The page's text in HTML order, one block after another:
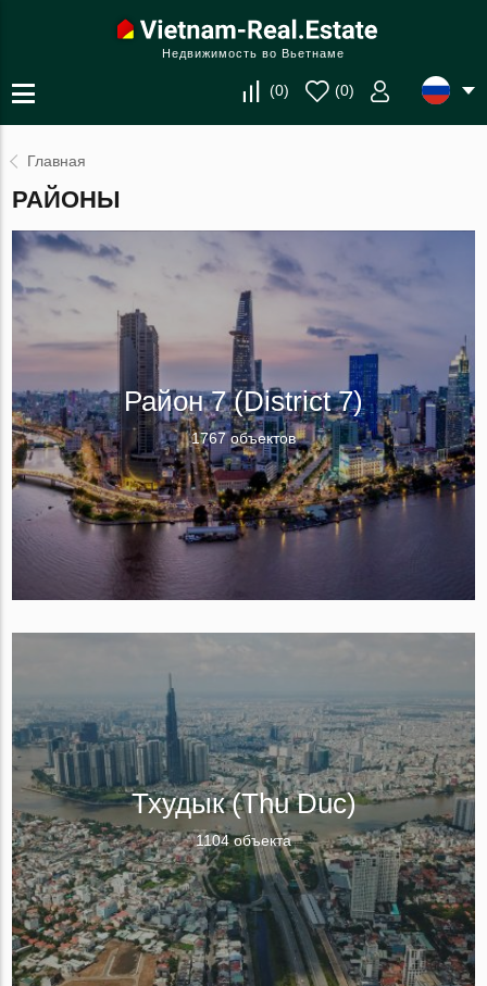
Недвижимость во Вьетнаме
(0) (0)
Главная
РАЙОНЫ
Район 7 (District 7)
1767 объектов
Тхудык (Thu Duc)
1104 объекта